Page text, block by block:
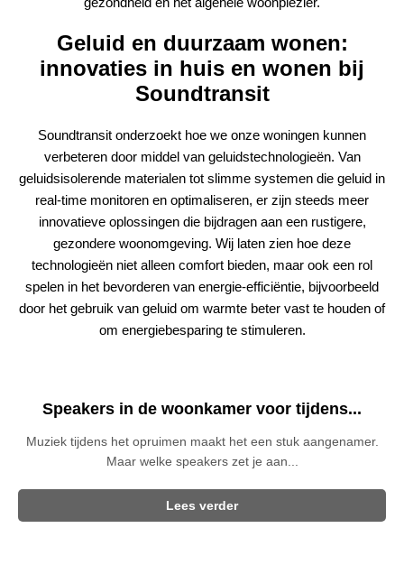
Geluid en duurzaam wonen:
innovaties in huis en wonen bij
Soundtransit
Soundtransit onderzoekt hoe we onze woningen kunnen
verbeteren door middel van geluidstechnologieën. Van
geluidsisolerende materialen tot slimme systemen die geluid in
real-time monitoren en optimaliseren, er zijn steeds meer
innovatieve oplossingen die bijdragen aan een rustigere,
gezondere woonomgeving. Wij laten zien hoe deze
technologieën niet alleen comfort bieden, maar ook een rol
spelen in het bevorderen van energie-efficiëntie, bijvoorbeeld
door het gebruik van geluid om warmte beter vast te houden of
om energiebesparing te stimuleren.
Speakers in de woonkamer voor tijdens...
Muziek tijdens het opruimen maakt het een stuk aangenamer.
Maar welke speakers zet je aan...
Lees verder